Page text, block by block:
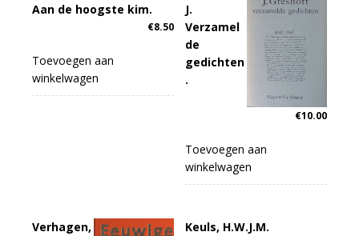
Aan de hoogste kim.
€8.50
Toevoegen aan
winkelwagen
J.
Verzamel
de
gedichten
.
€10.00
Toevoegen aan
winkelwagen
Verhagen,
Keuls, H.W.J.M.